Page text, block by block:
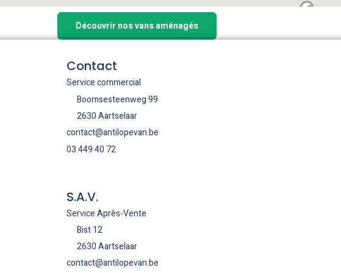
Découvrir nos vans aménagés
Contact
Service commercial
Boomsesteenweg 99
2630 Aartselaar
contact@antilopevan.be
03 449 40 72
S.A.V.
Service Après-Vente
Bist 12
2630 Aartselaar
contact@antilopevan.be